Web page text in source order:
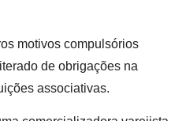
motivos compulsórios
de obrigações na
associativas.